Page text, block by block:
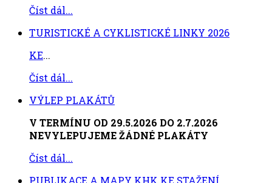
Číst dál...
TURISTICKÉ A CYKLISTICKÉ LINKY 2026
KE...
Číst dál...
VÝLEP PLAKÁTŮ
V TERMÍNU OD 29.5.2026 DO 2.7.2026
NEVYLEPUJEME ŽÁDNÉ PLAKÁTY
Číst dál...
PUBLIKACE A MAPY KHK KE STAŽENÍ